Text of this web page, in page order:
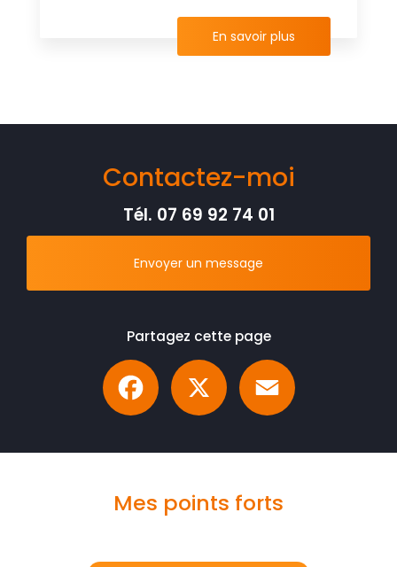
En savoir plus
Contactez-moi
Tél. 07 69 92 74 01
Envoyer un message
Partagez cette page
Facebook
Mes points forts